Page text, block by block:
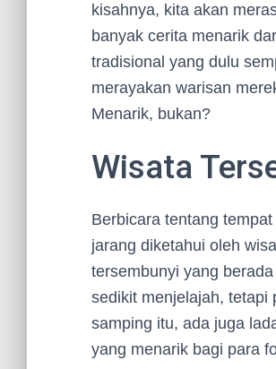
kisahnya, kita akan
banyak cerita menarik
tradisional yang dulu
merayakan warisan
Menarik, bukan?
Wisata
Berbicara tentang
jarang diketahui oleh
tersembunyi yang
sedikit menjelajah, tetapi
samping itu, ada juga
yang menarik bagi para